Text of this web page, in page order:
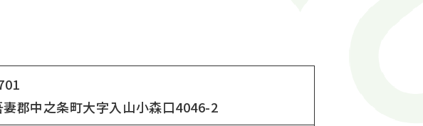
郡中之条町大字入山小森口4046-2